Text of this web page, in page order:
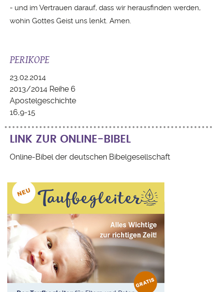
- und im Vertrauen darauf, dass wir herausfinden werden,
wohin Gottes Geist uns lenkt. Amen.
PERIKOPE
23.02.2014
2013/2014 Reihe 6
Apostelgeschichte
16,9-15
LINK ZUR ONLINE-BIBEL
Online-Bibel der deutschen Bibelgesellschaft